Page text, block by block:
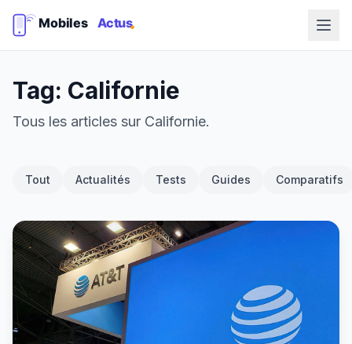
Tag: Californie
Tous les articles sur Californie.
Tout Actualités Tests Guides Comparatifs